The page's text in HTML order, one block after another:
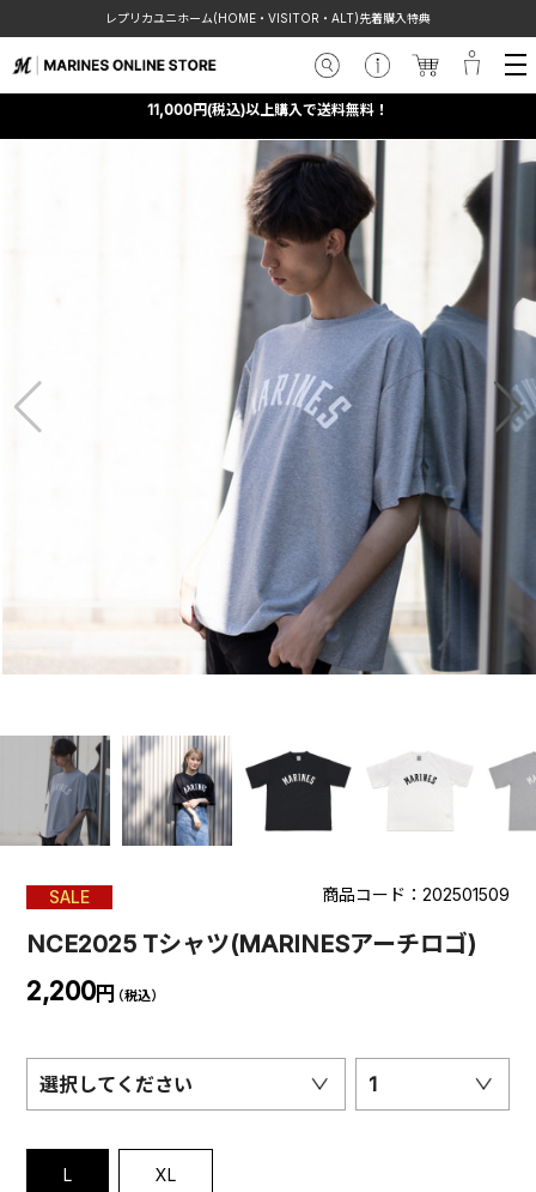
レプリカユニホーム(HOME・VISITOR・ALT)先着購入特典
11,000円(税込)以上購入で送料無料！
SALE 商品コード：202501509
NCE2025 Tシャツ(MARINESアーチロゴ)
2,200円 （税込）
選択してください 1
L XL